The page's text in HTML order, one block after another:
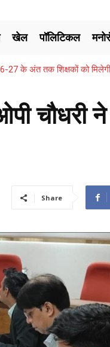
खेल पॉलिटिकल
27 के अंत तक शिक्षकों को
चौधरी
Share